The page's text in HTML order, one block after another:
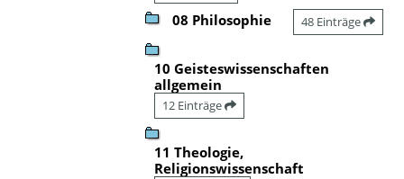
08 Philosophie 48 Einträge
10 Geisteswissenschaften
allgemein
12 Einträge
11 Theologie,
Religionswissenschaft